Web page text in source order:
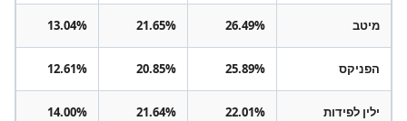
מיטב 26.49%
21.65%
13.04%
הפניקס 25.89%
20.85%
12.61%
ילין לפידות 22.01%
21.64%
14.00%